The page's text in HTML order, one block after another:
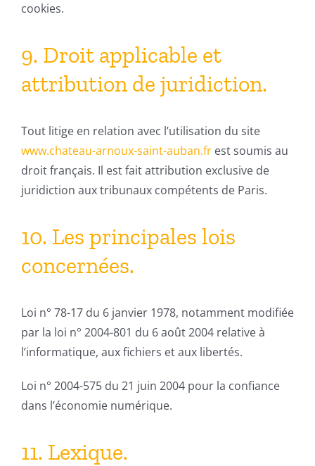
cookies.
9. Droit applicable et
attribution de juridiction.
Tout litige en relation avec l’utilisation du site
www.chateau-arnoux-saint-auban.fr est soumis au
droit français. Il est fait attribution exclusive de
juridiction aux tribunaux compétents de Paris.
10. Les principales lois
concernées.
Loi n° 78-17 du 6 janvier 1978, notamment modifiée
par la loi n° 2004-801 du 6 août 2004 relative à
l’informatique, aux fichiers et aux libertés.
Loi n° 2004-575 du 21 juin 2004 pour la confiance
dans l’économie numérique.
11. Lexique.